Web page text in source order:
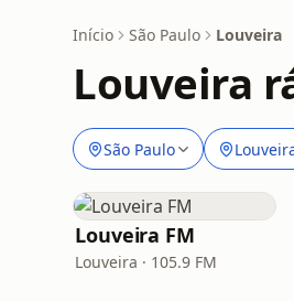
Início São Paulo Louveira
Louveira
São Paulo
Louveira FM
Louveira · 105.9 FM